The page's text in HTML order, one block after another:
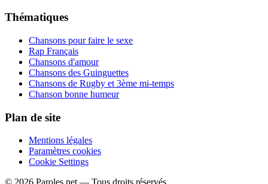
Thématiques
Chansons pour faire le sexe
Rap Français
Chansons d'amour
Chansons des Guinguettes
Chansons de Rugby et 3ème mi-temps
Chanson bonne humeur
Plan de site
Mentions légales
Paramètres cookies
Cookie Settings